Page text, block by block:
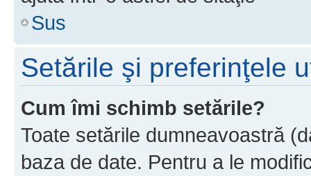
Sus
Setările şi preferinţele
Cum îmi schimb setările?
Toate setările dumneavoastră
baza de date. Pentru a le